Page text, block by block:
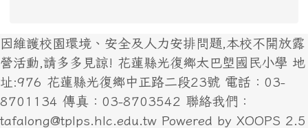
因維護校園環境、安全及人力安排問題,本校不開放露
營活動,請多多見諒! 花蓮縣光復鄉太巴塱國民小學 地
址:976 花蓮縣光復鄉中正路二段23號 電話：03-
8701134 傳真：03-8703542 聯絡我們：
tafalong@tplps.hlc.edu.tw Powered by XOOPS 2.5